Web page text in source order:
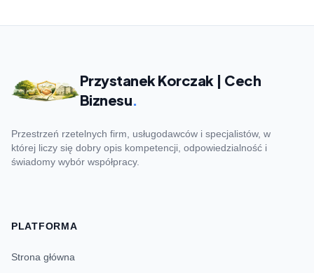
Przystanek Korczak | Cech
Biznesu.
Przestrzeń rzetelnych firm, usługodawców i specjalistów, w
której liczy się dobry opis kompetencji, odpowiedzialność i
świadomy wybór współpracy.
PLATFORMA
Strona główna